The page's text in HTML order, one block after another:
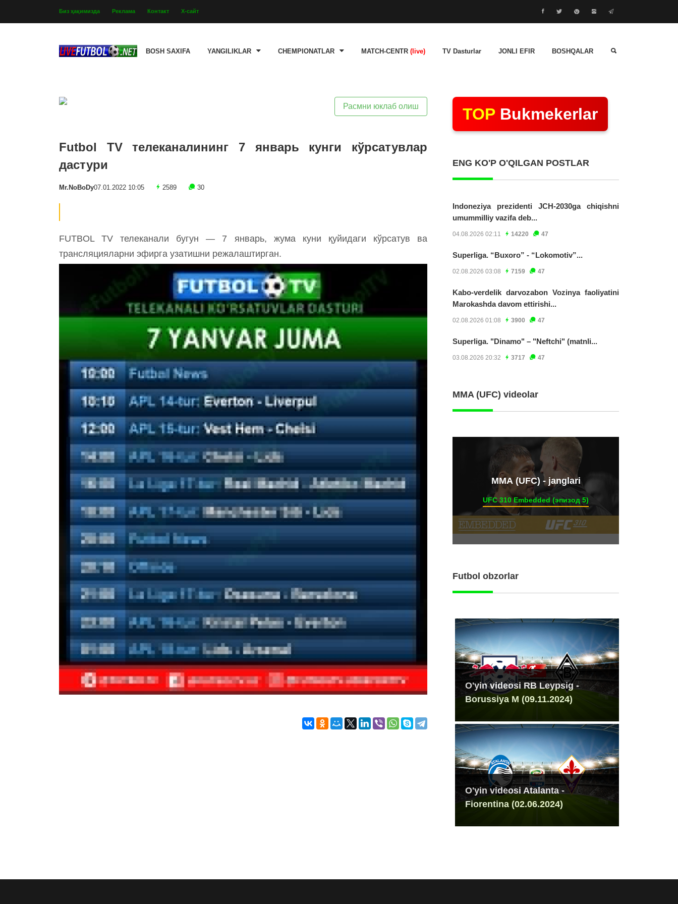
Биз ҳақимизда Реклама Контакт Х-сайт
BOSH SAXIFA YANGILIKLAR CHEMPIONATLAR MATCH-CENTR (live) TV Dasturlar JONLI EFIR BOSHQALAR
Расмни юклаб олиш
Futbol TV телеканалининг 7 январь кунги кўрсатувлар
дастури
Mr.NoBoDy07.01.2022 10:05 2589 30
FUTBOL TV телеканали бугун — 7 январь, жума куни қуйидаги кўрсатув ва
трансляцияларни эфирга узатишни режалаштирган.
TOP Bukmekerlar
ENG KO'P O'QILGAN POSTLAR
Indoneziya prezidenti JCH-2030ga chiqishni
umummilliy vazifa deb...
04.08.2026 02:11 14220 47
Superliga. “Buxoro” - “Lokomotiv”...
02.08.2026 03:08 7159 47
Kabo-verdelik darvozabon Vozinya faoliyatini
Marokashda davom ettirishi...
02.08.2026 01:08 3900 47
Superliga. "Dinamo" – "Neftchi" (matnli...
03.08.2026 20:32 3717 47
MMA (UFC) videolar
ММА (UFC) - janglari
UFC 310 Embedded (эпизод 5)
Futbol obzorlar
O'yin videosi RB Leypsig -
Borussiya M (09.11.2024)
O'yin videosi Atalanta -
Fiorentina (02.06.2024)